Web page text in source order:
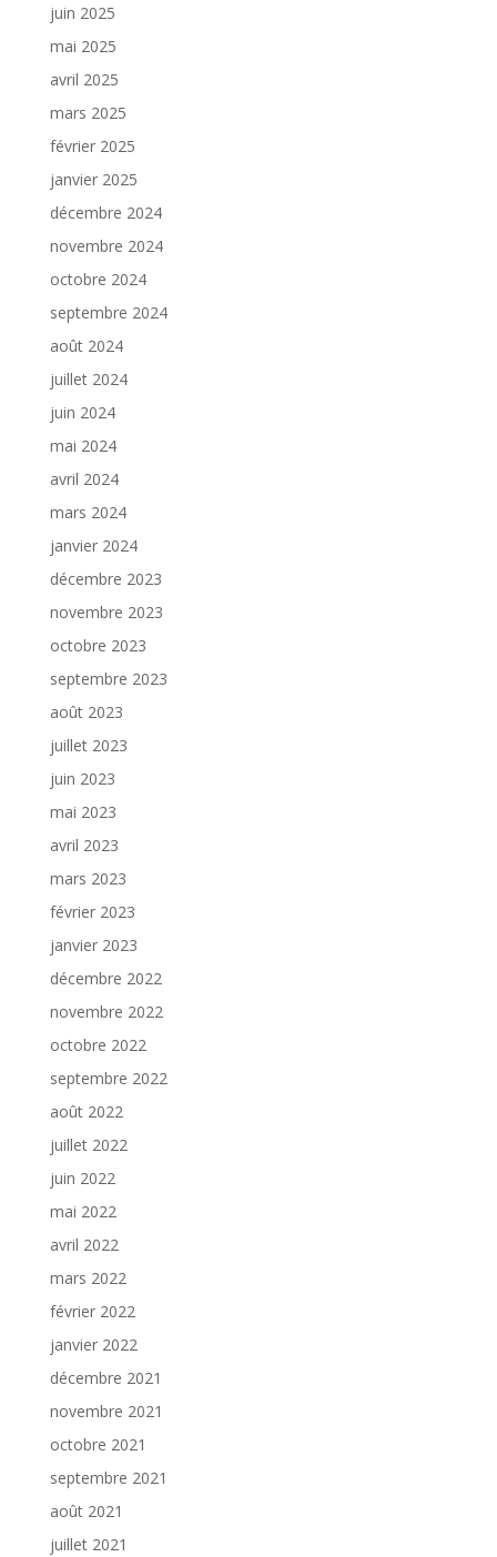
juin 2025
mai 2025
avril 2025
mars 2025
février 2025
janvier 2025
décembre 2024
novembre 2024
octobre 2024
septembre 2024
août 2024
juillet 2024
juin 2024
mai 2024
avril 2024
mars 2024
janvier 2024
décembre 2023
novembre 2023
octobre 2023
septembre 2023
août 2023
juillet 2023
juin 2023
mai 2023
avril 2023
mars 2023
février 2023
janvier 2023
décembre 2022
novembre 2022
octobre 2022
septembre 2022
août 2022
juillet 2022
juin 2022
mai 2022
avril 2022
mars 2022
février 2022
janvier 2022
décembre 2021
novembre 2021
octobre 2021
septembre 2021
août 2021
juillet 2021